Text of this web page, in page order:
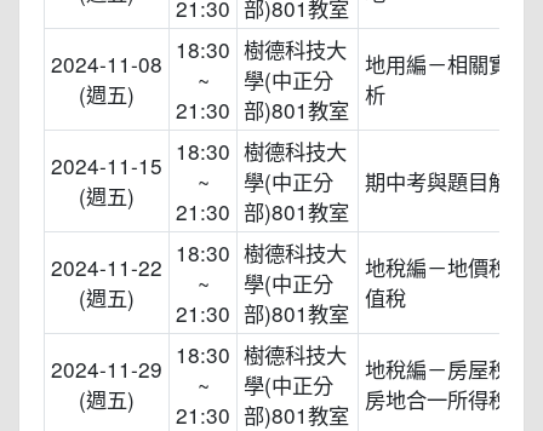
21:30 部)801教室
2024-11-08
(週五)
18:30
~
21:30
樹德科技大
學(中正分
部)801教室
地用編－相關實務
析
2024-11-15
(週五)
18:30
~
21:30
樹德科技大
學(中正分
部)801教室
期中考與題目解析
2024-11-22
(週五)
18:30
~
21:30
樹德科技大
學(中正分
部)801教室
地稅編－地價稅、
值稅
2024-11-29
(週五)
18:30
~
21:30
樹德科技大
學(中正分
部)801教室
地稅編－房屋稅、
房地合一所得稅